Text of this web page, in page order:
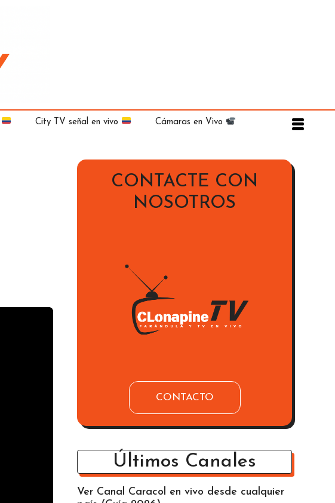
City TV señal en vivo Cámaras en Vivo
CONTACTE CON
NOSOTROS
CONTACTO
Últimos Canales
Ver Canal Caracol en vivo desde cualquier